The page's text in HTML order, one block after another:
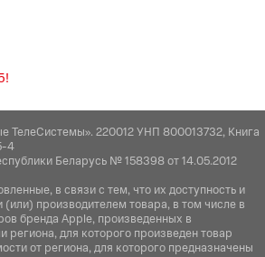
ТелеСистемы». 220012 УНП 800013732, Книга
4
Беларусь № 158398 от 14.05.2012
в связи с тем, что их доступность и
производителем товара, в том числе в
бренда Apple, произведенных в
для которого произведен товар
от региона, для которого предназначены